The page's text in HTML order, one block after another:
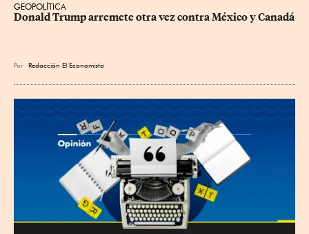
GEOPOLÍTICA
Donald Trump arremete otra vez contra México y Canadá
Por Redacción El Economista